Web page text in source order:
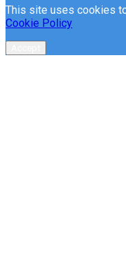
This site uses cookies
Cookie Policy